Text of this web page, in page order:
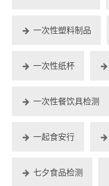
一次性塑料制品
一次性纸杯
一次性餐饮具检测
一起食安行
七夕食品检测